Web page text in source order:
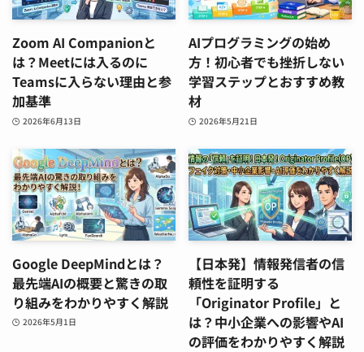
Zoom AI Companionと
は？Meetには入るのに
Teamsに入らない理由と参
加基準
2026年6月13日
AIプログラミングの始め
方！初心者でも挫折しない
学習ステップとおすすめ教
材
2026年5月21日
Google DeepMindとは？
最先端AIの概要と驚きの取
り組みをわかりやすく解説
2026年5月1日
【日本発】情報発信者の信
頼性を証明する
「Originator Profile」と
は？中小企業への影響やAI
の評価をわかりやすく解説